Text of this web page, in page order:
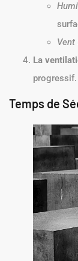
Vent
La
progressif.
Temps de